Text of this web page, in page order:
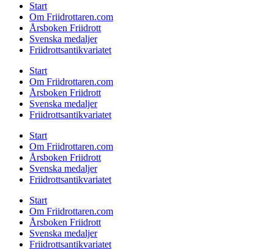
Start
Om Friidrottaren.com
Årsboken Friidrott
Svenska medaljer
Friidrottsantikvariatet
Start
Om Friidrottaren.com
Årsboken Friidrott
Svenska medaljer
Friidrottsantikvariatet
Start
Om Friidrottaren.com
Årsboken Friidrott
Svenska medaljer
Friidrottsantikvariatet
Start
Om Friidrottaren.com
Årsboken Friidrott
Svenska medaljer
Friidrottsantikvariatet